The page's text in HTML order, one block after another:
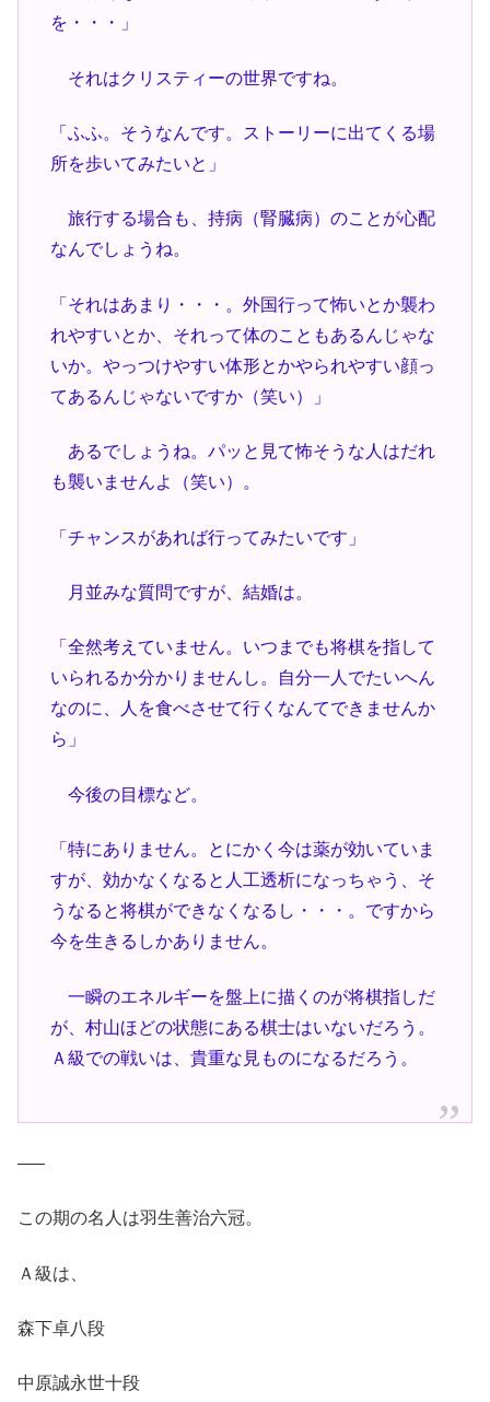
を・・・」
それはクリスティーの世界ですね。
「ふふ。そうなんです。ストーリーに出てくる場
所を歩いてみたいと」
旅行する場合も、持病（腎臓病）のことが心配
なんでしょうね。
「それはあまり・・・。外国行って怖いとか襲わ
れやすいとか、それって体のこともあるんじゃな
いか。やっつけやすい体形とかやられやすい顔っ
てあるんじゃないですか（笑い）」
あるでしょうね。パッと見て怖そうな人はだれ
も襲いませんよ（笑い）。
「チャンスがあれば行ってみたいです」
月並みな質問ですが、結婚は。
「全然考えていません。いつまでも将棋を指して
いられるか分かりませんし。自分一人でたいへん
なのに、人を食べさせて行くなんてできませんか
ら」
今後の目標など。
「特にありません。とにかく今は薬が効いていま
すが、効かなくなると人工透析になっちゃう、そ
うなると将棋ができなくなるし・・・。ですから
今を生きるしかありません。
一瞬のエネルギーを盤上に描くのが将棋指しだ
が、村山ほどの状態にある棋士はいないだろう。
Ａ級での戦いは、貴重な見ものになるだろう。
—–
この期の名人は羽生善治六冠。
Ａ級は、
森下卓八段
中原誠永世十段